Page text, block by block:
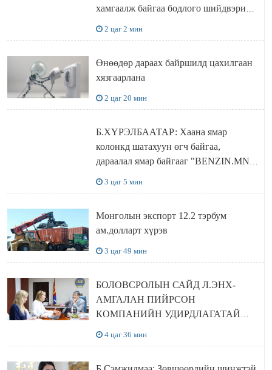
хамгаалж байгаа бодлого шийдвэрийг
2 цаг 2 мин
Өнөөдөр дараах байршилд цахилгаан
хязгаарлана
2 цаг 20 мин
Б.ХҮРЭЛБААТАР: Хаана ямар
колонкд шатахуун өгч байгаа,
дараалал ямар байгааг "BENZIN.MN”
3 цаг 5 мин
Монголын экспорт 12.2 тэрбум
ам.долларт хүрэв
3 цаг 49 мин
БОЛОВСРОЛЫН САЙД Л.ЭНХ-
АМГАЛАН ПИЙРСОН
КОМПАНИЙН УДИРДЛАГАТАЙ
4 цаг 36 мин